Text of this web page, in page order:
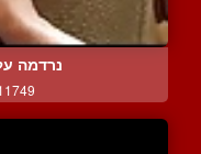
נרדמה
11749